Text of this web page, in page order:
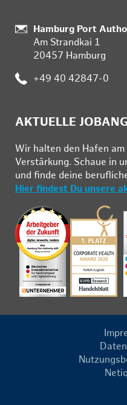
:
Hamburg Port
Am Strandkai 1
20457 Hamburg
: +49 40 42847-0
AKTUELLE
Wir hal­ten den Ha­fen
Ver­stär­kung. Schau­e in
und fin­de deine
Hier findest Du unsere